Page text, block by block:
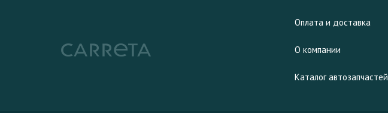
Оплата и доставка
О компании
Каталог автозапчастей